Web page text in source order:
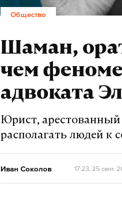
Общество
Шаман,
чем
адвоката
Юрист, арестованный
располагать людей к
Иван Соколов 17:23, 25 сент.